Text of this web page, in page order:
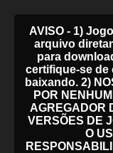
AVISO - 1)
arquivo
para
certifique-se de
baixando. 2)
POR
AGREGADOR
VERSÕES DE
O